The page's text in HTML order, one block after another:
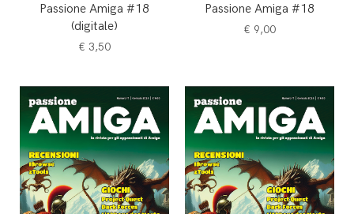
Passione Amiga #18
(digitale)
€ 3,50
Passione Amiga #18
€ 9,00